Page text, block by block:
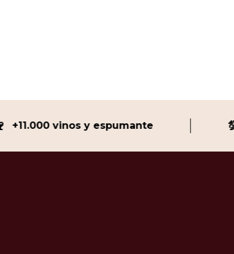
vinos y espumante